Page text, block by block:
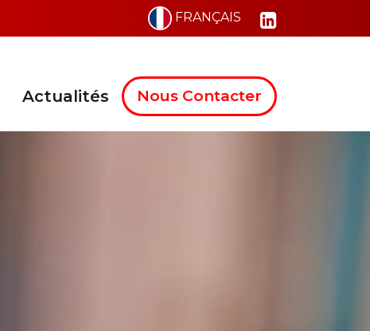
FRANÇAIS
Nous Contacter
Actualités